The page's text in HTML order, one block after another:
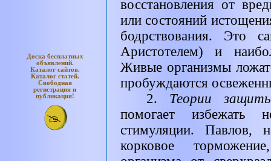
Доска бесплатных
объявлений.
Каталог сайтов.
Каталог статей.
Свободная
регистрация и
публикация!
восстановления от
или состояний
бодрствования. Это
Аристотелем) и
Живые организмы
пробуждаются
2. Теории
помогает избежать
стимуляции. Павлов,
корковое